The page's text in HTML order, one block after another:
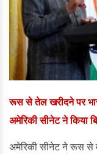
रूस से तेल खरीदने पर
अमेरिकी सीनेट ने किया
अमेरिकी सीनेट ने रूस से